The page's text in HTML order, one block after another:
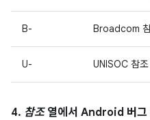
B- Broadcom
U- UNISOC 참
4. 참조열에서 Android 버그